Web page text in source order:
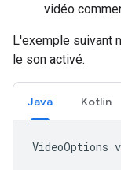
vidéo
L'exemple suivant
le son activé.
Java Kotlin
VideoOptions